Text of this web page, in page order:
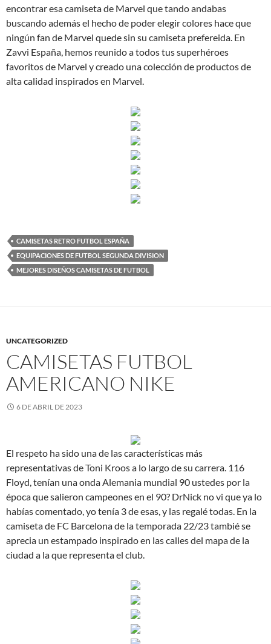
encontrar esa camiseta de Marvel que tando andabas
buscando además el hecho de poder elegir colores hace que
ningún fan de Marvel quede sin su camiseta prefereida. En
Zavvi España, hemos reunido a todos tus superhéroes
favoritos de Marvel y creado una colección de productos de
alta calidad inspirados en Marvel.
CAMISETAS RETRO FUTBOL ESPAÑA
EQUIPACIONES DE FUTBOL SEGUNDA DIVISION
MEJORES DISEÑOS CAMISETAS DE FUTBOL
UNCATEGORIZED
CAMISETAS FUTBOL
AMERICANO NIKE
6 DE ABRIL DE 2023
El respeto ha sido una de las características más
representativas de Toni Kroos a lo largo de su carrera. 116
Floyd, tenían una onda Alemania mundial 90 ustedes por la
época que salieron campeones en el 90? DrNick no vi que ya lo
habías comentado, yo tenía 3 de esas, y las regalé todas. En la
camiseta de FC Barcelona de la temporada 22/23 tambié se
aprecia un estampado inspirado en las calles del mapa de la
ciudad a la que representa el club.